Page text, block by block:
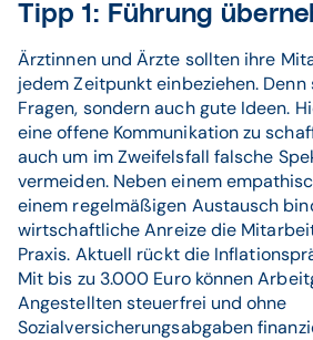
Tipp 1: Führung
Ärztinnen und Ärzte sollten ihre
jedem Zeitpunkt einbeziehen.
Fragen, sondern auch gute Ideen.
eine offene Kommunikation zu
auch um im Zweifelsfall falsche
vermeiden. Neben einem
einem regelmäßigen Austausch
wirtschaftliche Anreize die
Praxis. Aktuell rückt die
Mit bis zu 3.000 Euro können
Angestellten steuerfrei und ohne
Sozialversicherungsabgaben